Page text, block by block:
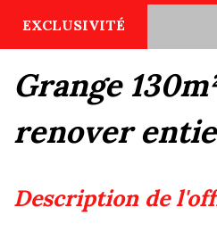
EXCLUSIVITÉ
grange 130m² au sol a
renover
description de